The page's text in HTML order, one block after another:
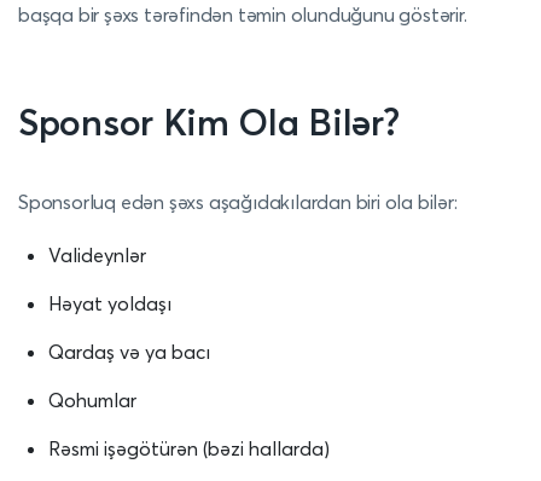
başqa bir şəxs tərəfindən təmin olunduğunu göstərir.
Sponsor Kim Ola Bilər?
Sponsorluq edən şəxs aşağıdakılardan biri ola bilər:
Valideynlər
Həyat yoldaşı
Qardaş və ya bacı
Qohumlar
Rəsmi işəgötürən (bəzi hallarda)